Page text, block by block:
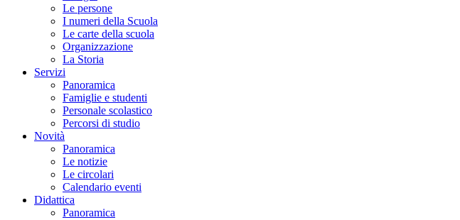
Le persone
I numeri della Scuola
Le carte della scuola
Organizzazione
La Storia
Servizi
Panoramica
Famiglie e studenti
Personale scolastico
Percorsi di studio
Novità
Panoramica
Le notizie
Le circolari
Calendario eventi
Didattica
Panoramica